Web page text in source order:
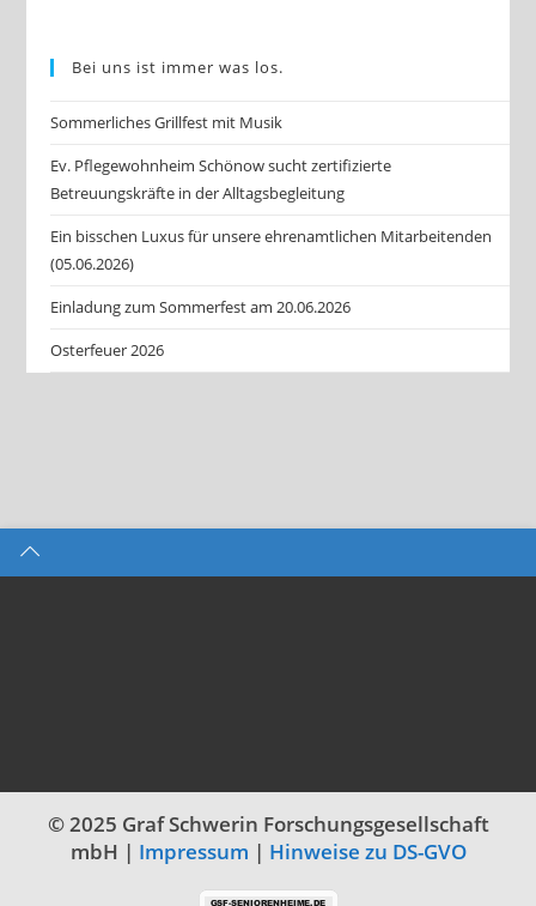
Bei uns ist immer was los.
Sommerliches Grillfest mit Musik
Ev. Pflegewohnheim Schönow sucht zertifizierte
Betreuungskräfte in der Alltagsbegleitung
Ein bisschen Luxus für unsere ehrenamtlichen Mitarbeitenden
(05.06.2026)
Einladung zum Sommerfest am 20.06.2026
Osterfeuer 2026
© 2025 Graf Schwerin Forschungsgesellschaft
mbH | Impressum | Hinweise zu DS-GVO